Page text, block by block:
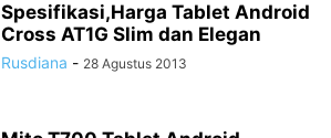
Spesifikasi,Harga Tablet Android
Cross AT1G Slim dan Elegan
Rusdiana - 28 Agustus 2013